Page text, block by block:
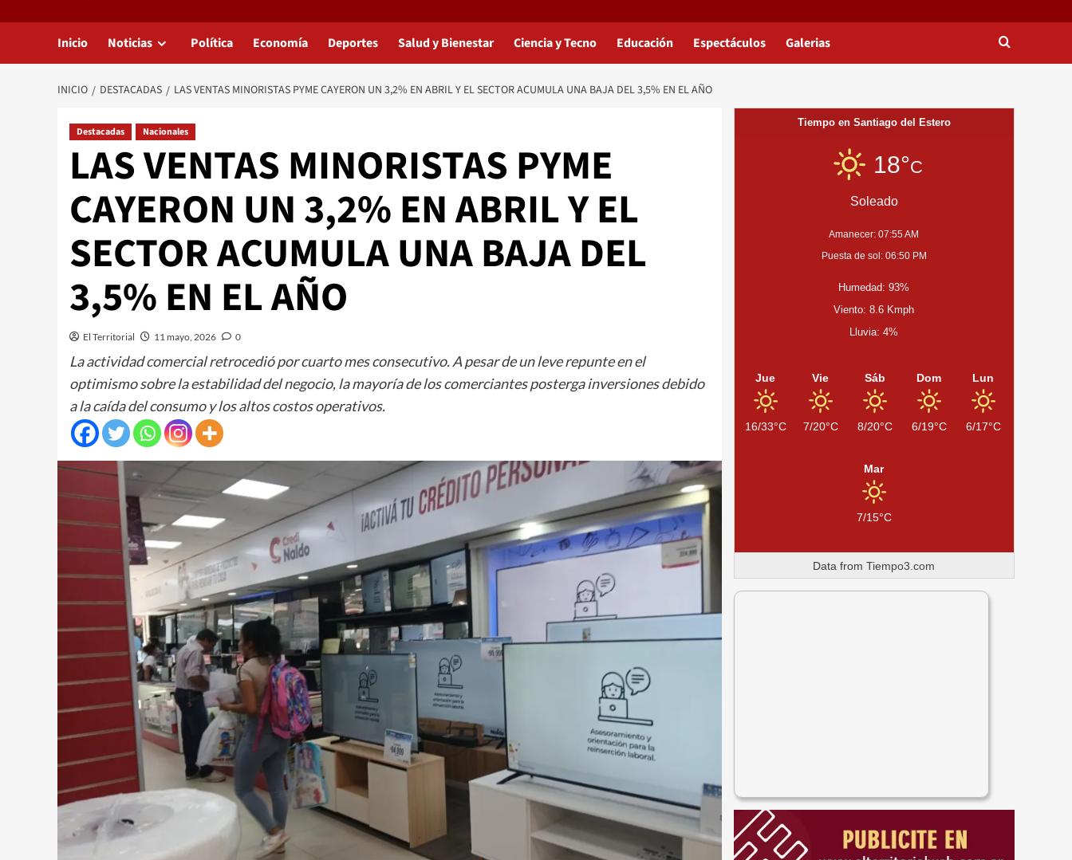
Inicio Noticias Política Economía Deportes Salud y Bienestar Ciencia y Tecno Educación Espectáculos Galerias
INICIO DESTACADAS ​LAS VENTAS MINORISTAS PYME CAYERON UN 3,2% EN ABRIL Y EL SECTOR ACUMULA UNA BAJA DEL 3,5% EN EL AÑO
Destacadas Nacionales
​LAS VENTAS MINORISTAS PYME
CAYERON UN 3,2% EN ABRIL Y EL
SECTOR ACUMULA UNA BAJA DEL
3,5% EN EL AÑO
El Territorial 11 mayo, 2026 0
​La actividad comercial retrocedió por cuarto mes consecutivo. A pesar de un leve repunte en el
optimismo sobre la estabilidad del negocio, la mayoría de los comerciantes posterga inversiones debido
a la caída del consumo y los altos costos operativos.
Tiempo en Santiago del Estero
18°C
Soleado
Amanecer: 07:55 AM
Puesta de sol: 06:50 PM
Humedad: 93%
Viento: 8.6 Kmph
Lluvia: 4%
Jue
16/33°C
Vie
7/20°C
Sáb
8/20°C
Dom
6/19°C
Lun
6/17°C
Mar
7/15°C
Data fromTiempo3.com